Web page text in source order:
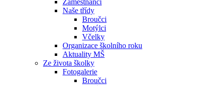
Zaměstnanci
Naše třídy
Broučci
Motýlci
Včelky
Organizace školního roku
Aktuality MŠ
Ze života školky
Fotogalerie
Broučci